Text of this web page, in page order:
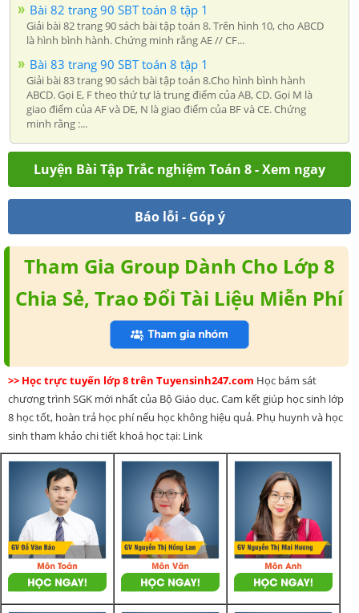
Bài 82 trang 90 SBT toán 8 tập 1
Giải bài 82 trang 90 sách bài tập toán 8. Trên hình 10, cho ABCD
là hình bình hành. Chứng minh rằng AE // CF...
Bài 83 trang 90 SBT toán 8 tập 1
Giải bài 83 trang 90 sách bài tập toán 8.Cho hình bình hành
ABCD. Gọi E, F theo thứ tự là trung điểm của AB, CD. Gọi M là
giao điểm của AF và DE, N là giao điểm của BF và CE. Chứng
minh rằng :...
Luyện Bài Tập Trắc nghiệm Toán 8 - Xem ngay
Báo lỗi - Góp ý
Tham Gia Group Dành Cho Lớp 8
Chia Sẻ, Trao Đổi Tài Liệu Miễn Phí
>> Học trực tuyến lớp 8 trên Tuyensinh247.com Học bám sát
chương trình SGK mới nhất của Bộ Giáo dục. Cam kết giúp học sinh lớp
8 học tốt, hoàn trả học phí nếu học không hiệu quả. Phụ huynh và học
sinh tham khảo chi tiết khoá học tại: Link